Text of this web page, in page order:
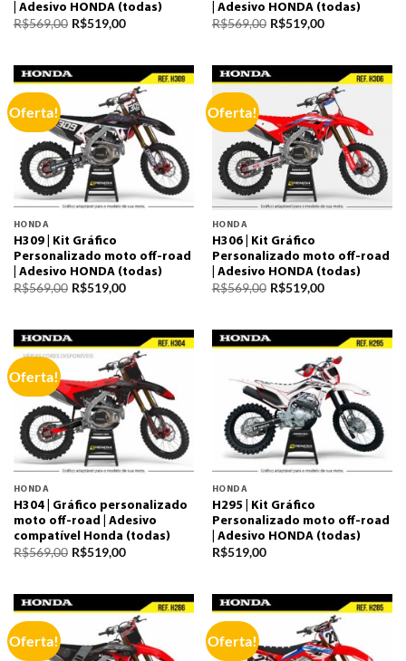
| Adesivo HONDA (todas)
R$569,00 R$519,00
| Adesivo HONDA (todas)
R$569,00 R$519,00
Oferta!
HONDA
H309 | Kit Gráfico
Personalizado moto off-road
| Adesivo HONDA (todas)
R$569,00 R$519,00
Oferta!
HONDA
H306 | Kit Gráfico
Personalizado moto off-road
| Adesivo HONDA (todas)
R$569,00 R$519,00
Oferta!
HONDA
H304 | Gráfico personalizado
moto off-road | Adesivo
compatível Honda (todas)
R$569,00 R$519,00
HONDA
H295 | Kit Gráfico
Personalizado moto off-road
| Adesivo HONDA (todas)
R$519,00
Oferta! Oferta!